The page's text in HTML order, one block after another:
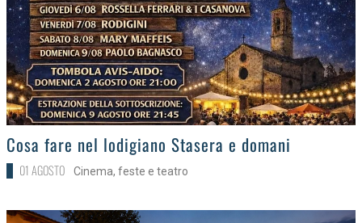
>
Cosa fare nel lodigiano Stasera e domani
01 AGOSTO Cinema, feste e teatro